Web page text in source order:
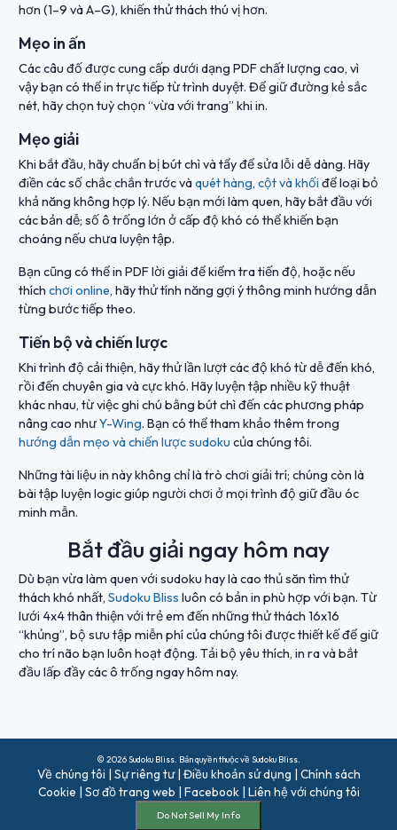
hơn (1–9 và A–G), khiến thử thách thú vị hơn.
Mẹo in ấn
Các câu đố được cung cấp dưới dạng PDF chất lượng cao, vì
vậy bạn có thể in trực tiếp từ trình duyệt. Để giữ đường kẻ sắc
nét, hãy chọn tuỳ chọn “vừa với trang” khi in.
Mẹo giải
Khi bắt đầu, hãy chuẩn bị bút chì và tẩy để sửa lỗi dễ dàng. Hãy
điền các số chắc chắn trước vàquét hàng, cột và khối để loại bỏ
khả năng không hợp lý. Nếu bạn mới làm quen, hãy bắt đầu với
các bản dễ; số ô trống lớn ở cấp độ khó có thể khiến bạn
choáng nếu chưa luyện tập.
Bạn cũng có thể in PDF lời giải để kiểm tra tiến độ, hoặc nếu
thích chơi online, hãy thử tính năng gợi ý thông minh hướng dẫn
từng bước tiếp theo.
Tiến bộ và chiến lược
Khi trình độ cải thiện, hãy thử lần lượt các độ khó từ dễ đến khó,
rồi đến chuyên gia và cực khó. Hãy luyện tập nhiều kỹ thuật
khác nhau, từ việc ghi chú bằng bút chì đến các phương pháp
nâng cao nhưY-Wing. Bạn có thể tham khảo thêm trong
hướng dẫn mẹo và chiến lược sudoku của chúng tôi.
Những tài liệu in này không chỉ là trò chơi giải trí; chúng còn là
bài tập luyện logic giúp người chơi ở mọi trình độ giữ đầu óc
minh mẫn.
Bắt đầu giải ngay hôm nay
Dù bạn vừa làm quen với sudoku hay là cao thủ săn tìm thử
thách khó nhất, Sudoku Bliss luôn có bản in phù hợp với bạn. Từ
lưới 4x4 thân thiện với trẻ em đến những thử thách 16x16
“khủng”, bộ sưu tập miễn phí của chúng tôi được thiết kế để giữ
cho trí não bạn luôn hoạt động. Tải bộ yêu thích, in ra và bắt
đầu lấp đầy các ô trống ngay hôm nay.
© 2026 Sudoku Bliss. Bản quyền thuộc về Sudoku Bliss.
Về chúng tôi | Sự riêng tư| Điều khoản sử dụng | Chính sách
Cookie | Sơ đồ trang web | Facebook | Liên hệ với chúng tôi
Do Not Sell My Info